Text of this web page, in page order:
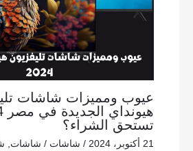
عيوب ومميزات شاشات
تستحق الشراء؟
21 أكتوبر، 2024 / شاشات / شاشات,